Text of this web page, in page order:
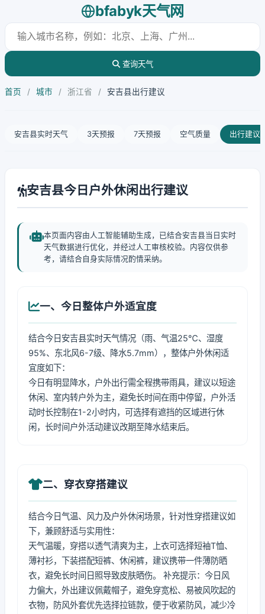
bfabyk天气网
查询天气
首页 / 城市 / 浙江省 / 安吉县出行建议
安吉县实时天气 3天预报 7天预报 空气质量 出行建议
安吉县今日户外休闲出行建议
本页面内容由人工智能辅助生成，已结合安吉县当日实时
天气数据进行优化，并经过人工审核校验。内容仅供参
考，请结合自身实际情况酌情采纳。
一、今日整体户外适宜度
结合今日安吉县实时天气情况（雨、气温25℃、湿度
95%、东北风6-7级、降水5.7mm），整体户外休闲适
宜度如下：
今日有明显降水，户外出行需全程携带雨具，建议以短途
休闲、室内转户外为主，避免长时间在雨中停留，户外活
动时长控制在1-2小时内，可选择有遮挡的区域进行休
闲，长时间户外活动建议改期至降水结束后。
二、穿衣穿搭建议
结合今日气温、风力及户外休闲场景，针对性穿搭建议如
下，兼顾舒适与实用性：
天气温暖，穿搭以透气清爽为主，上衣可选择短袖T恤、
薄衬衫，下装搭配短裤、休闲裤，建议携带一件薄防晒
衣，避免长时间日照导致皮肤晒伤。 补充提示：今日风
力偏大，外出建议佩戴帽子，避免穿宽松、易被风吹起的
衣物，防风外套优先选择拉链款，便于收紧防风，减少冷